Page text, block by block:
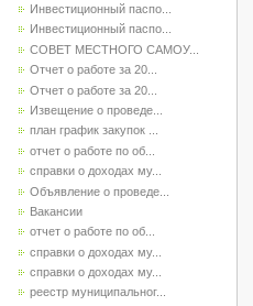
Инвестиционный паспо...
Инвестиционный паспо...
СОВЕТ МЕСТНОГО САМОУ...
Отчет о работе за 20...
Отчет о работе за 20...
Извещение о проведе...
план график закупок ...
отчет о работе по об...
справки о доходах му...
Объявление о проведе...
Вакансии
отчет о работе по об...
справки о доходах му...
справки о доходах му...
реестр муниципальног...